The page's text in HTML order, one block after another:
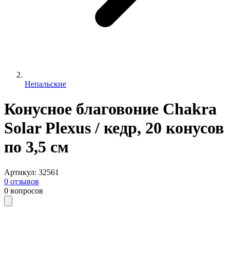
Непальские
Конусное благовоние Chakra
Solar Plexus / кедр, 20 конусов
по 3,5 см
Артикул: 32561
0 отзывов
0 вопросов